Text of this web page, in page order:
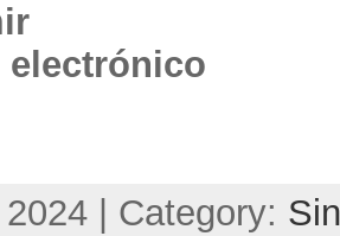
electrónico
| Category: